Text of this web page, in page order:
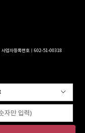
사업자등록번호ㅣ602-51-00318